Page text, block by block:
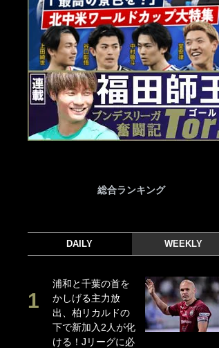
総合ランキング
DAILY WEEKLY
浦和と千葉の首を
かしげる主力放
出、柏リカルドの
下で新加入2人が化
ける！Jリーグに必